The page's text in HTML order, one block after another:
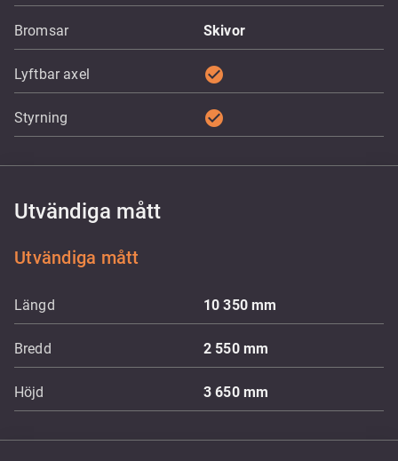
Bromsar Skivor
Lyftbar axel check_circle
Styrning check_circle
Utvändiga mått
Utvändiga mått
Längd 10 350mm
Bredd 2 550 mm
Höjd 3 650 mm